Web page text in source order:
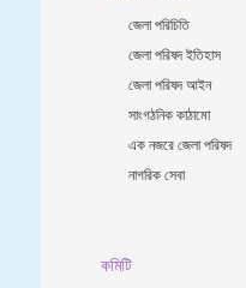
জেলা পরিচিতি
জেলা পরিষদ ইতিহাস
জেলা পরিষদ আইন
সাংগঠনিক কাঠামো
এক নজরে জেলা পরিষদ
নাগরিক সেবা
কমিটি